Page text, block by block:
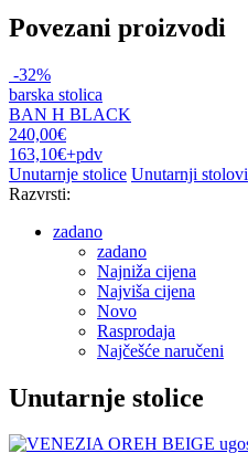
Povezani proizvodi
-32%
barska stolica
BAN H BLACK
240,00€
163,10€+pdv
Unutarnje stolice Unutarnji stolovi
Razvrsti:
zadano
zadano
Najniža cijena
Najviša cijena
Novo
Rasprodaja
Najčešće naručeni
Unutarnje stolice